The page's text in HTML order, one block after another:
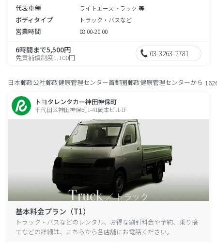
代表車種 ライトエーストラック 等
ボディタイプ トラック・バスなど
営業時間 08:00-20:00
6時間まで5,500円
免責補償制度1,100円 03-3263-2781
日本郵政公社郵政健康管理センター首都圏郵政健康管理センターから
トヨタレンタカー神田神保町
千代田区神田神保町1-41岡本ビル1F
基本料金プラン（T1）
トラック・バスなどのレンタル、お得な割引料金や予約、乗り捨
てなどの詳細は、こちらから各店舗にお電話ください。